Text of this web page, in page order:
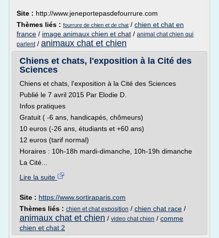
Site : http://www.jeneportepasdefourrure.com
Thèmes liés : fourrure de chien et de chat / chien et chat en
france / image animaux chien et chat / animal chat chien qui
parlent/ animaux chat et chien
Chiens et chats, l'exposition à la Cité des
Sciences
Chiens et chats, l'exposition à la Cité des Sciences
Publié le 7 avril 2015 Par Elodie D.
Infos pratiques
Gratuit ( -6 ans, handicapés, chômeurs)
10 euros (-26 ans, étudiants et +60 ans)
12 euros (tarif normal)
Horaires : 10h-18h mardi-dimanche, 10h-19h dimanche
La Cité...
Lire la suite
Site : https://www.sortiraparis.com
Thèmes liés : chien et chat exposition / chien chat race /
animaux chat et chien / video chat chien / comme
chien et chat 2